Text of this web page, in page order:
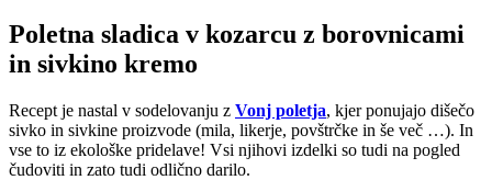
Poletna sladica v kozarcu z borovnicami
in sivkino kremo
Recept je nastal v sodelovanju z Vonj poletja, kjer ponujajo dišečo
sivko in sivkine proizvode (mila, likerje, povštrčke in še več …). In
vse to iz ekološke pridelave! Vsi njihovi izdelki so tudi na pogled
čudoviti in zato tudi odlično darilo.